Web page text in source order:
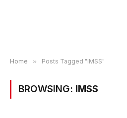
Home » Posts Tagged "IMSS"
BROWSING: IMSS